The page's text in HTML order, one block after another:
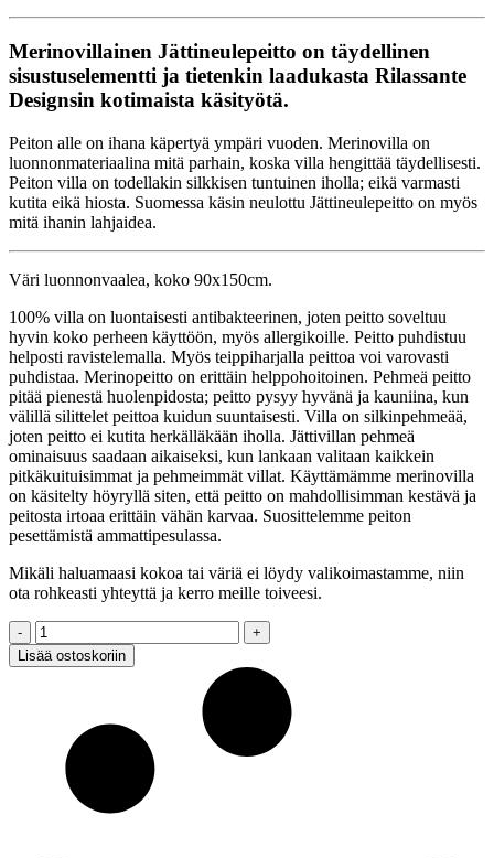
Merinovillainen Jättineulepeitto on täydellinen
sisustuselementti ja tietenkin laadukasta Rilassante
Designsin kotimaista käsityötä.
Peiton alle on ihana käpertyä ympäri vuoden. Merinovilla on
luonnonmateriaalina mitä parhain, koska villa hengittää täydellisesti.
Peiton villa on todellakin silkkisen tuntuinen iholla; eikä varmasti
kutita eikä hiosta. Suomessa käsin neulottu Jättineulepeitto on myös
mitä ihanin lahjaidea.
Väri luonnonvaalea, koko 90x150cm.
100% villa on luontaisesti antibakteerinen, joten peitto soveltuu
hyvin koko perheen käyttöön, myös allergikoille. Peitto puhdistuu
helposti ravistelemalla. Myös teippiharjalla peittoa voi varovasti
puhdistaa. Merinopeitto on erittäin helppohoitoinen. Pehmeä peitto
pitää pienestä huolenpidosta; peitto pysyy hyvänä ja kauniina, kun
välillä silittelet peittoa kuidun suuntaisesti. Villa on silkinpehmeää,
joten peitto ei kutita herkälläkään iholla. Jättivillan pehmeä
ominaisuus saadaan aikaiseksi, kun lankaan valitaan kaikkein
pitkäkuituisimmat ja pehmeimmät villat. Käyttämämme merinovilla
on käsitelty höyryllä siten, että peitto on mahdollisimman kestävä ja
peitosta irtoaa erittäin vähän karvaa. Suosittelemme peiton
pesettämistä ammattipesulassa.
Mikäli haluamaasi kokoa tai väriä ei löydy valikoimastamme, niin
ota rohkeasti yhteyttä ja kerro meille toiveesi.
Jättineulepeitto,
MERINO
XXL,
Lisää ostoskoriin